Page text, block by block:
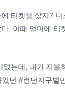
티켓을 샀지?
. 이때 얼마에
는데, 내가 지
던 #런던지구별